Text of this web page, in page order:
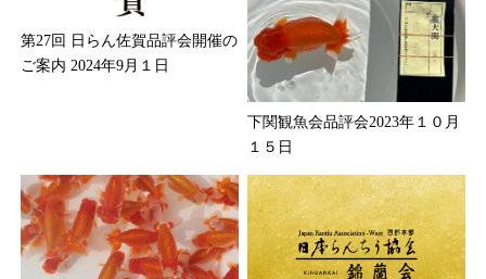
第27回 日らん佐賀品評会開催の
ご案内 2024年9月１日
下関観魚会品評会2023年１０月
１５日